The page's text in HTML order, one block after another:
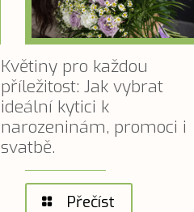
Květiny pro každou
příležitost: Jak vybrat
ideální kytici k
narozeninám, promoci i
svatbě.
Přečíst